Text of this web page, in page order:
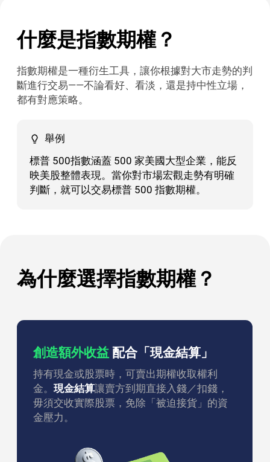
什麼是指數期權？
指數期權是一種衍生工具，讓你根據對大市走勢的判
斷進行交易——不論看好、看淡，還是持中性立場，
都有對應策略。
舉例
標普 500指數涵蓋 500 家美國大型企業，能反
映美股整體表現。當你對市場宏觀走勢有明確
判斷，就可以交易標普 500 指數期權。
為什麼選擇指數期權？
創造額外收益 配合「現金結算」
持有現金或股票時，可賣出期權收取權利
金。 現金結算讓賣方到期直接入錢／扣錢，
毋須交收實際股票，免除「被迫接貨」的資
金壓力。